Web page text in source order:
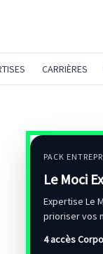
CARRIÈRES
PACK
Le Moci
Expertise Le
prioriser vos
4 accès